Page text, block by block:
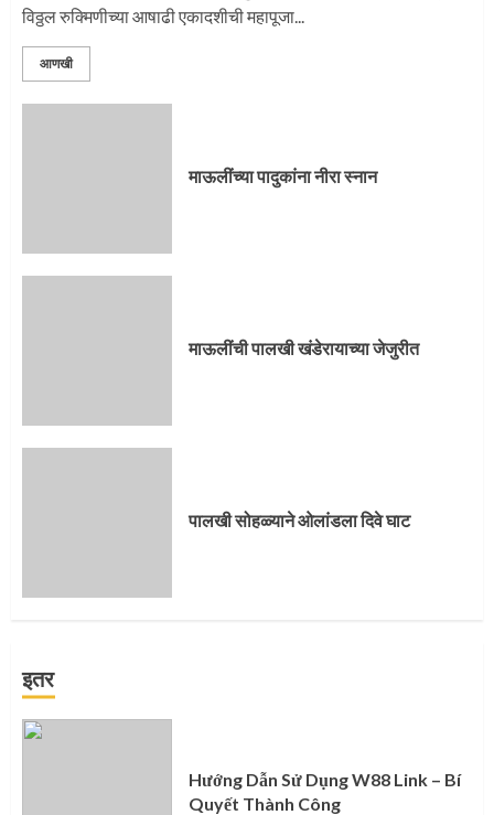
विठ्ठल रुक्मिणीच्या आषाढी एकादशीची महापूजा...
आणखी
माऊलींच्या पादुकांना नीरा स्नान
माऊलींची पालखी खंडेरायाच्या जेजुरीत
पालखी सोहळ्याने ओलांडला दिवे घाट
इतर
Hướng Dẫn Sử Dụng W88 Link – Bí
Quyết Thành Công